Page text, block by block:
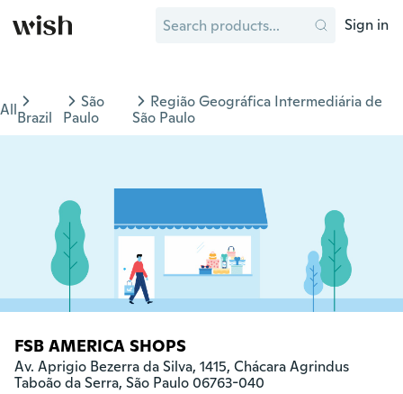
Sign in
AllBrazil
São
Paulo
Região Geográfica Intermediária de
São Paulo
FSB AMERICA SHOPS
Av. Aprigio Bezerra da Silva, 1415, Chácara Agrindus
Taboão da Serra, São Paulo 06763-040